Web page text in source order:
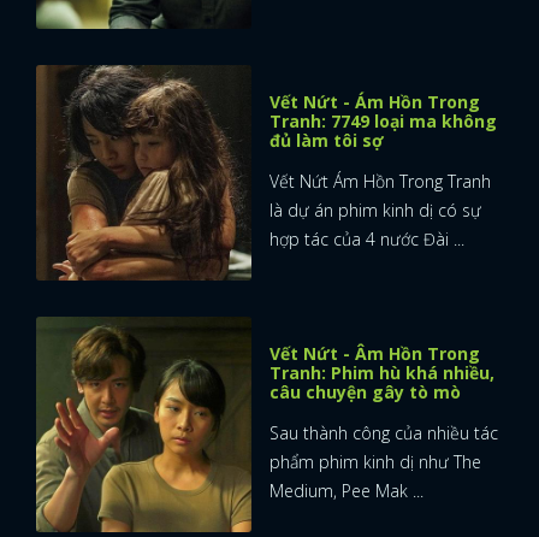
ĐĂNG NHẬP
Vết Nứt - Ám Hồn Trong
Tranh: 7749 loại ma không
đủ làm tôi sợ
Vết Nứt Ám Hồn Trong Tranh
là dự án phim kinh dị có sự
hợp tác của 4 nước Đài ...
Vết Nứt - Âm Hồn Trong
Tranh: Phim hù khá nhiều,
câu chuyện gây tò mò
Sau thành công của nhiều tác
phẩm phim kinh dị như The
Medium, Pee Mak ...